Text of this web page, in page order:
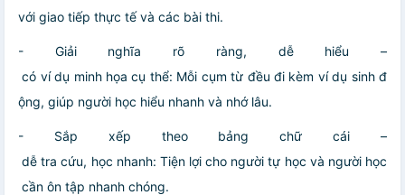
với giao tiếp thực tế và các bài thi.
- Giải nghĩa rõ ràng, dễ hiểu –
có ví dụ minh họa cụ thể: Mỗi cụm từ đều đi kèm ví dụ sinh đ
ộng, giúp người học hiểu nhanh và nhớ lâu.
- Sắp xếp theo bảng chữ cái –
dễ tra cứu, học nhanh: Tiện lợi cho người tự học và người học
cần ôn tập nhanh chóng.